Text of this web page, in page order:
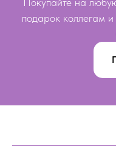
подарок коллегам